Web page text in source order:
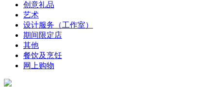
创意礼品
艺术
设计服务（工作室）
期间限定店
其他
餐饮及烹饪
网上购物